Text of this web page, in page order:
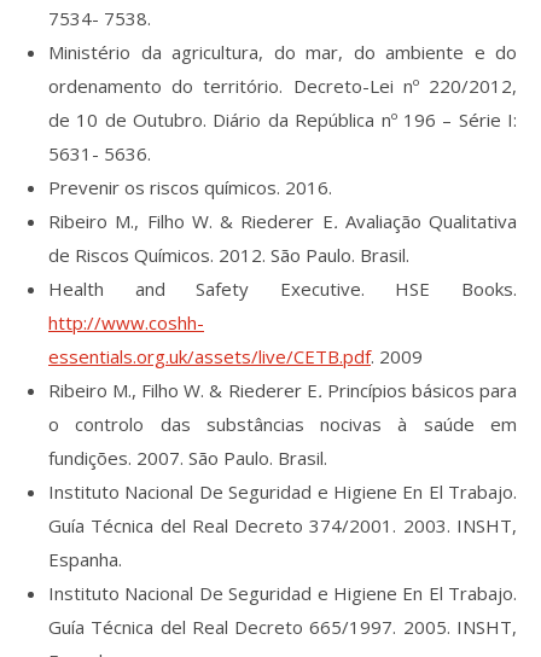
7534- 7538.
Ministério da agricultura, do mar, do ambiente e do
ordenamento do território. Decreto-Lei nº 220/2012,
de 10 de Outubro. Diário da República nº 196 – Série I:
5631- 5636.
Prevenir os riscos químicos. 2016.
Ribeiro M., Filho W. & Riederer E. Avaliação Qualitativa
de Riscos Químicos. 2012. São Paulo. Brasil.
Health and Safety Executive. HSE Books.
http://www.coshh-
essentials.org.uk/assets/live/CETB.pdf. 2009
Ribeiro M., Filho W. & Riederer E. Princípios básicos para
o controlo das substâncias nocivas à saúde em
fundições. 2007. São Paulo. Brasil.
Instituto Nacional De Seguridad e Higiene En El Trabajo.
Guía Técnica del Real Decreto 374/2001. 2003. INSHT,
Espanha.
Instituto Nacional De Seguridad e Higiene En El Trabajo.
Guía Técnica del Real Decreto 665/1997. 2005. INSHT,